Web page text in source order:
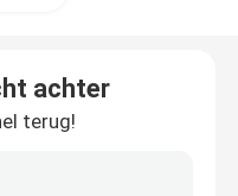
achter
terug!